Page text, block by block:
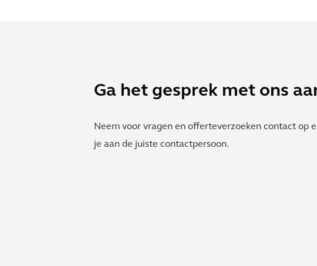
Ga het gesprek met ons
Neem voor vragen en offerteverzoeken contact op
je aan de juiste contactpersoon.